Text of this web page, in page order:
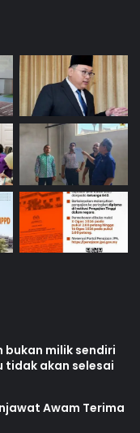
milik sendiri
tidak akan selesai
Awam Terima